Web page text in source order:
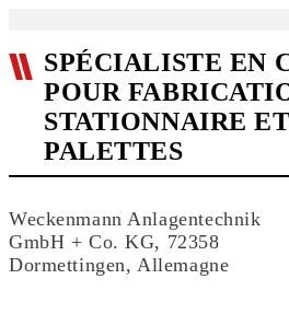
SPÉCIALISTE EN
POUR
STATIONNAIRE
PALETTES
Weckenmann Anlagentechnik
GmbH + Co. KG, 72358
Dormettingen, Allemagne